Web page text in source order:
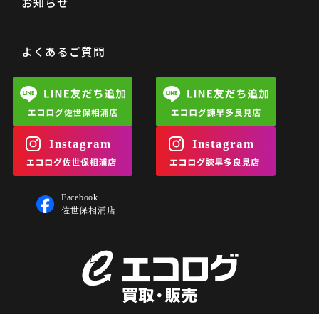
よくあるご質問